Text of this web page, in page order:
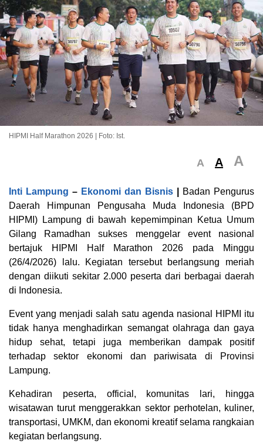
HIPMI Half Marathon 2026 | Foto: Ist.
A A A
Inti Lampung – Ekonomi dan Bisnis
Badan Pengurus
Daerah Himpunan Pengusaha Muda Indonesia (BPD
HIPMI) Lampung di bawah kepemimpinan Ketua Umum
Gilang Ramadhan sukses menggelar event nasional
bertajuk HIPMI Half Marathon 2026 pada Minggu
(26/4/2026) lalu. Kegiatan tersebut berlangsung meriah
dengan diikuti sekitar 2.000 peserta dari berbagai daerah
di Indonesia.
Event yang menjadi salah satu agenda nasional HIPMI itu
tidak hanya menghadirkan semangat olahraga dan gaya
hidup sehat, tetapi juga memberikan dampak positif
terhadap sektor ekonomi dan pariwisata di Provinsi
Lampung.
Kehadiran peserta, official, komunitas lari, hingga
wisatawan turut menggerakkan sektor perhotelan, kuliner,
transportasi, UMKM, dan ekonomi kreatif selama rangkaian
kegiatan berlangsung.